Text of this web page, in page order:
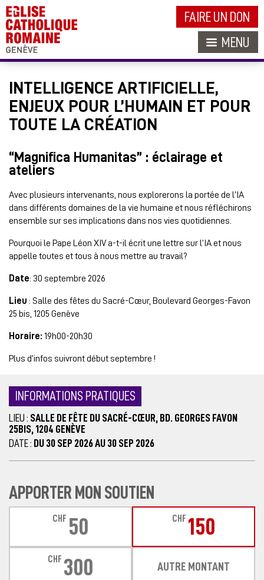
FAIRE UN DON
MENU
INTELLIGENCE ARTIFICIELLE,
ENJEUX POUR L’HUMAIN ET POUR
TOUTE LA CRÉATION
“Magnifica Humanitas” : éclairage et
ateliers
Avec plusieurs intervenants, nous explorerons la portée de l’IA
dans différents domaines de la vie humaine et nous réfléchirons
ensemble sur ses implications dans nos vies quotidiennes.
Pourquoi le Pape Léon XIV a-t-il écrit une lettre sur l’IA et nous
appelle toutes et tous à nous mettre au travail?
Date: 30 septembre 2026
Lieu : Salle des fêtes du Sacré-Cœur, Boulevard Georges-Favon
25 bis, 1205 Genève
Horaire: 19h00-20h30
Plus d’infos suivront début septembre !
INFORMATIONS PRATIQUES
LIEU : SALLE DE FÊTE DU SACRÉ-CŒUR, BD. GEORGES FAVON
25BIS, 1204 GENÈVE
DATE : DU 30 SEP 2026 AU 30 SEP 2026
APPORTER MON SOUTIEN
CHF 50 CHF 150
CHF 300 AUTRE MONTANT